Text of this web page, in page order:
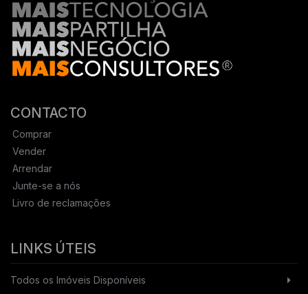
CONTACTO
Comprar
Vender
Arrendar
Junte-se a nós
Livro de reclamações
LINKS ÚTEIS
Todos os Imóveis Disponíveis